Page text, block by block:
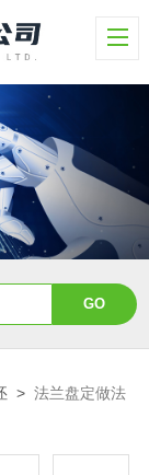
>法兰盘定做法